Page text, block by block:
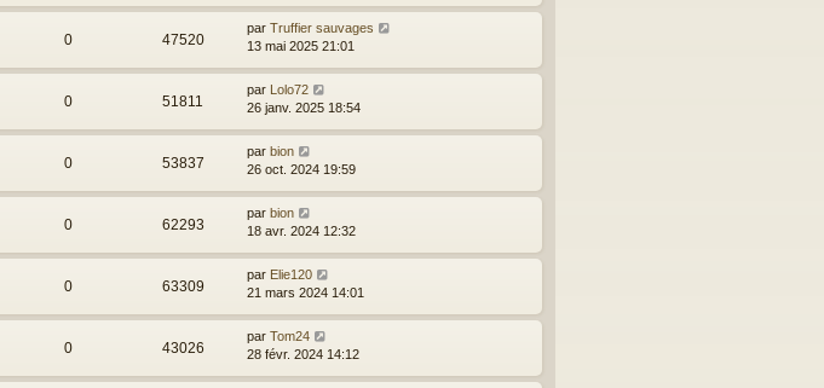
0 47520
par Truffier sauvages
13 mai 2025 21:01
0 51811
par Lolo72
26 janv. 2025 18:54
0 53837
par bion
26 oct. 2024 19:59
0 62293
par bion
18 avr. 2024 12:32
0 63309
par Elie120
21 mars 2024 14:01
0 43026
par Tom24
28 févr. 2024 14:12